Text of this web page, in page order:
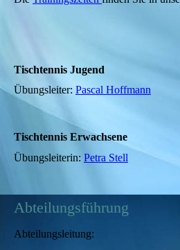
Tischtennis Jugend
Übungsleiter: Pascal Hoffmann
Tischtennis Erwachsene
Übungsleiterin: Petra Stell
Abteilungsführung
Abteilungsleitung: